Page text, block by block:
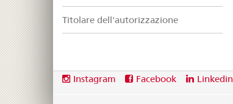
Titolare dell'autorizzazione
Footer
SocialInstagram Facebook Linkedin